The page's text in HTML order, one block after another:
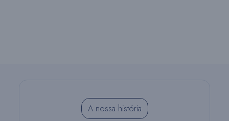
A nossa história